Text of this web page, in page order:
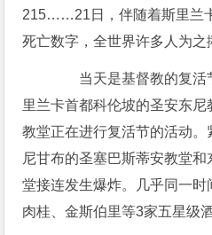
215……21日，伴随着斯里兰
死亡数字，全世界许多人为之
当天是基督教的复活
里兰卡首都科伦坡的圣安东
教堂正在进行复活节的活动
尼甘布的圣塞巴斯蒂安教堂
堂接连发生爆炸。几乎同一时
肉桂、金斯伯里等3家五星级